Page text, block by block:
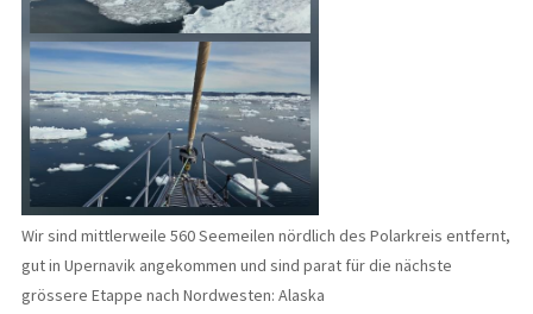
Wir sind mittlerweile 560 Seemeilen nördlich des Polarkreis entfernt,
gut in Upernavik angekommen und sind parat für die nächste
grössere Etappe nach Nordwesten: Alaska